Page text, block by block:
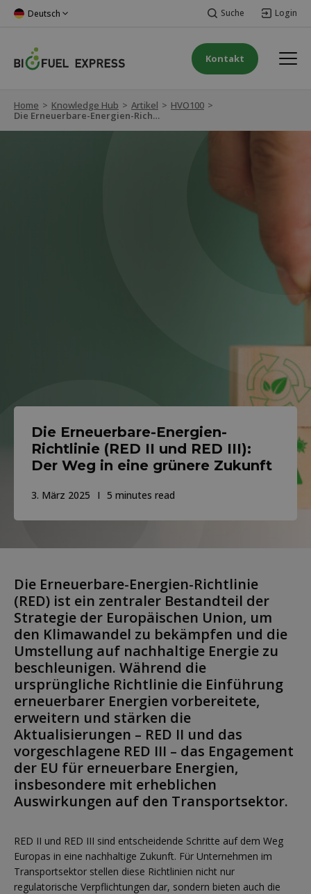
Deutsch Suche Login
Kontakt
Home > Knowledge Hub > Artikel > HVO100 >
Die Erneuerbare-Energien-Richtlinie (RED II und RED III): Der Weg in eine grünere Zukunft
Die Erneuerbare-Energien-
Richtlinie (RED II und RED III):
Der Weg in eine grünere Zukunft
3. März 2025 5 minutes read
Die Erneuerbare-Energien-Richtlinie
(RED) ist ein zentraler Bestandteil der
Strategie der Europäischen Union, um
den Klimawandel zu bekämpfen und die
Umstellung auf nachhaltige Energie zu
beschleunigen. Während die
ursprüngliche Richtlinie die Einführung
erneuerbarer Energien vorbereitete,
erweitern und stärken die
Aktualisierungen – RED II und das
vorgeschlagene RED III – das Engagement
der EU für erneuerbare Energien,
insbesondere mit erheblichen
Auswirkungen auf den Transportsektor.
RED II und RED III sind entscheidende Schritte auf dem Weg
Europas in eine nachhaltige Zukunft. Für Unternehmen im
Transportsektor stellen diese Richtlinien nicht nur
regulatorische Verpflichtungen dar, sondern bieten auch die